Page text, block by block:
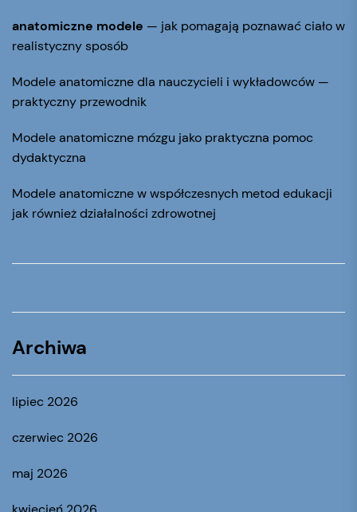
anatomiczne modele — jak pomagają poznawać ciało w
realistyczny sposób
Modele anatomiczne dla nauczycieli i wykładowców —
praktyczny przewodnik
Modele anatomiczne mózgu jako praktyczna pomoc
dydaktyczna
Modele anatomiczne w współczesnych metod edukacji
jak również działalności zdrowotnej
Archiwa
lipiec 2026
czerwiec 2026
maj 2026